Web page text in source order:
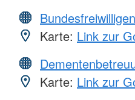
Karte: Link zur
Karte: Link zur